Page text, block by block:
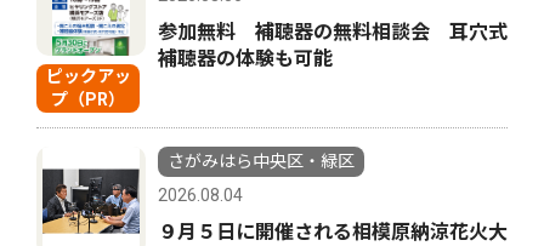
ピックアッ
プ（PR）
参加無料 補聴器の無料相談会 耳穴式
補聴器の体験も可能
さがみはら中央区・緑区
2026.08.04
９月５日に開催される相模原納涼花火大